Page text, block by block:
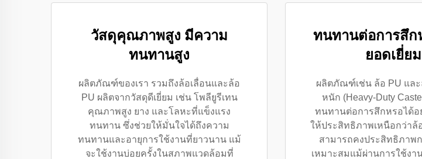
วัสดุคุณภาพสูง มีความ
ทนทานสูง
ผลิตภัณฑ์ของเรา รวมถึงล้อเลื่อนและล้อ
PU ผลิตจากวัสดุดีเยี่ยม เช่น โพลียูรีเทน
คุณภาพสูง ยาง และโลหะที่แข็งแรง
ทนทาน ซึ่งช่วยให้มั่นใจได้ถึงความ
ทนทานและอายุการใช้งานที่ยาวนาน แม้
จะใช้งานบ่อยครั้งในสภาพแวดล้อมที่
ทนทานต่อการสึก
ยอดเยี่ยม
ผลิตภัณฑ์เช่น ล้อ PU และ
หนัก (Heavy-Duty
ทนทานต่อการสึกหรอได้อ
ให้ประสิทธิภาพเหนือกว่าล้
สามารถคงประสิทธิภาพ
เหมาะสมแม้ผ่านการใช้งา